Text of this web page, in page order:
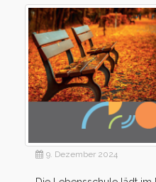
9. Dezember 2024